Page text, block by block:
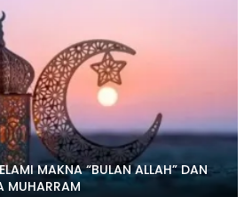
MAKNA “BULAN ALLAH” DAN
MUHARRAM